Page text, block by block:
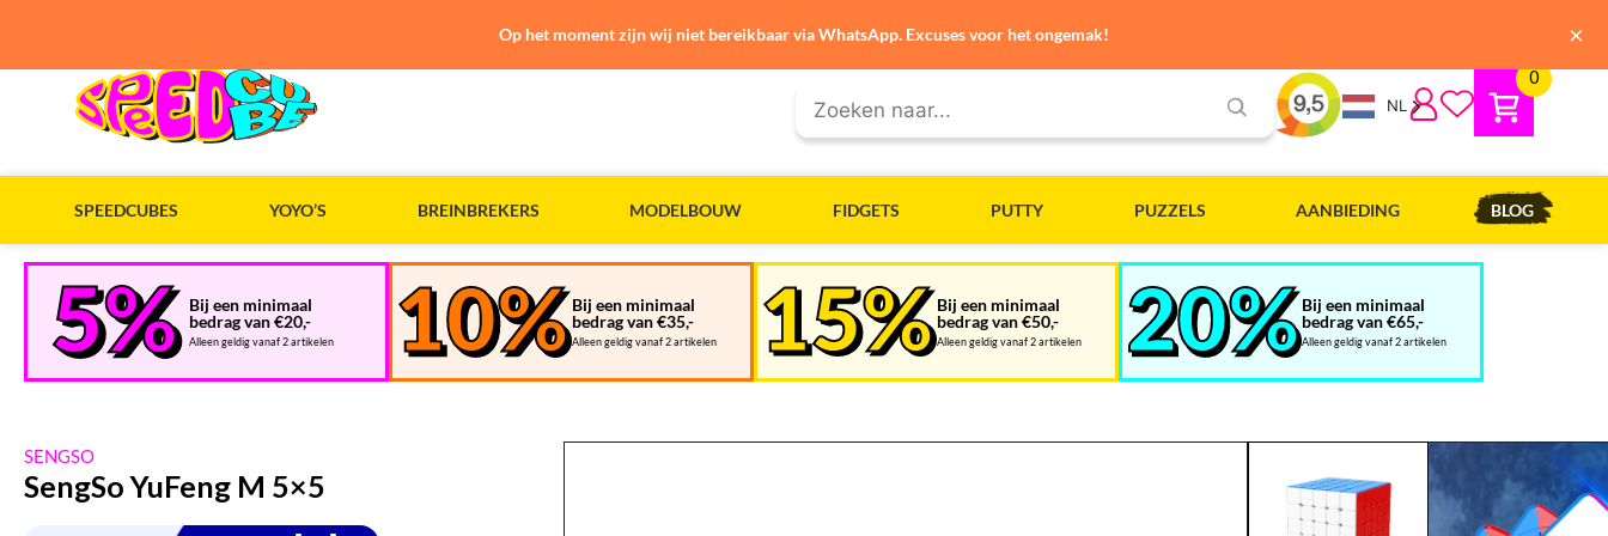
NL
0
SPEEDCUBES YOYO’S BREINBREKERS MODELBOUW FIDGETS PUTTY PUZZELS AANBIEDING BLOG
Bij een minimaal
bedrag van €20,-
Alleen geldig vanaf 2 artikelen
Bij een minimaal
bedrag van €35,-
Alleen geldig vanaf 2 artikelen
Bij een minimaal
bedrag van €50,-
Alleen geldig vanaf 2 artikelen
Bij een minimaal
bedrag van €65,-
Alleen geldig vanaf 2 artikelen
SENGSO
SengSo YuFeng M 5×5
Op het moment zijn wij niet bereikbaar via WhatsApp. Excuses voor het ongemak! ×